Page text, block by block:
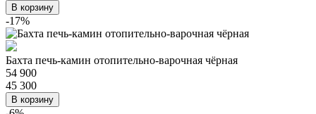
В корзину
-17%
Бахта печь-камин отопительно-варочная чёрная
54 900
45 300
В корзину